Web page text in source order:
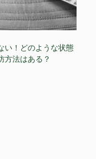
い！どのような状態
方法はある？